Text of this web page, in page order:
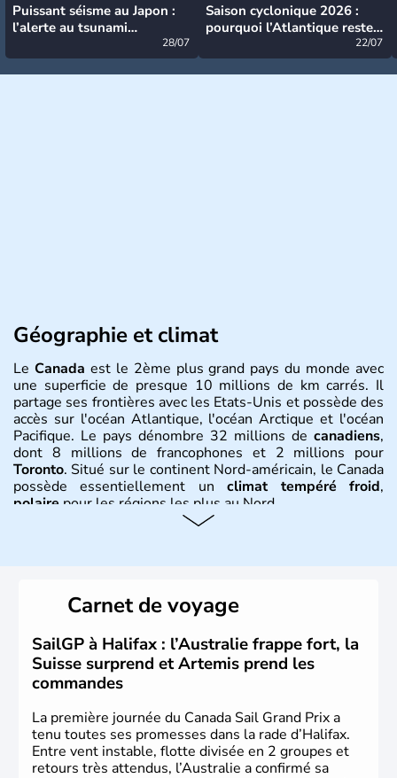
Puissant séisme au Japon :
l’alerte au tsunami
28/07
Saison cyclonique 2026 :
pourquoi l’Atlantique reste
22/07
Géographie et climat
Le Canada est le 2ème plus grand pays du monde avec
une superficie de presque 10 millions de km carrés. Il
partage ses frontières avec les Etats-Unis et possède des
accès sur l'océan Atlantique, l'océan Arctique et l'océan
Pacifique. Le pays dénombre 32 millions de canadiens,
dont 8 millions de francophones et 2 millions pour
Toronto. Situé sur le continent Nord-américain, le Canada
possède essentiellement unclimat tempéré froid,
polaire pour les régions les plus au Nord.
territoire de la ville de Québec, le Canada passe ensuite
sous le contrôle des Britanniques. L'indépendance du
pays a été obtenue au cours d'un long processus qui s'est
étalé de 1867 à 1982. Le peuple autochtone des Inuits,
aujourd'hui appelé Eskimos, n'est découvert qu'au début
du XXème siècle lors d'une expédition dans le Grand
Nord.
Carnet de voyage
SailGP à Halifax : l’Australie frappe fort, la
Suisse surprend et Artemis prend les
commandes
La première journée du Canada Sail Grand Prix a
tenu toutes ses promesses dans la rade d’Halifax.
Entre vent instable, flotte divisée en 2 groupes et
retours très attendus, l’Australie a confirmé sa